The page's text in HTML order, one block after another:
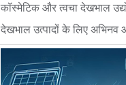
कॉस्मेटिक और त्वचा देखभाल
देखभाल उत्पादों के लिए अभिनव